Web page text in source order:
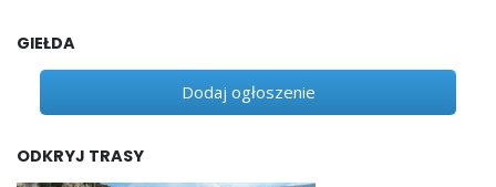
GIEŁDA
Dodaj ogłoszenie
ODKRYJ TRASY